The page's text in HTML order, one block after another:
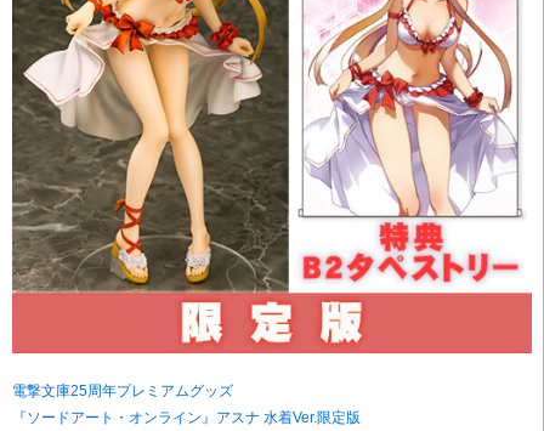
電撃文庫25周年プレミアムグッズ
『ソードアート・オンライン』アスナ 水着Ver.限定版